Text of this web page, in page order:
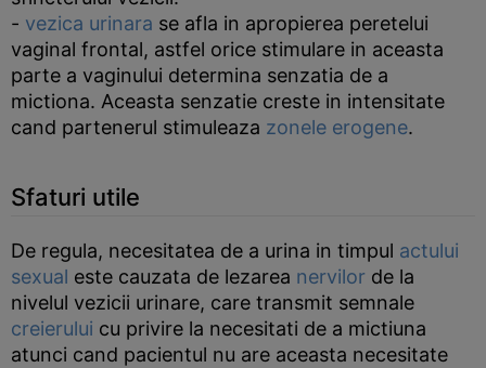
- vezica urinara se afla in apropierea peretelui
vaginal frontal, astfel orice stimulare in aceasta
parte a vaginului determina senzatia de a
mictiona. Aceasta senzatie creste in intensitate
cand partenerul stimuleaza zonele erogene.
Sfaturi utile
De regula, necesitatea de a urina in timpul actului
sexual este cauzata de lezarea nervilor de la
nivelul vezicii urinare, care transmit semnale
creierului cu privire la necesitati de a mictiuna
atunci cand pacientul nu are aceasta necesitate